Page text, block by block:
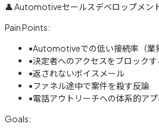
👤Automotiveセールスデベロップメン
Pain Points:
•Automotiveでの低い接続率（業
•決定者へのアクセスをブロック
•返されないボイスメール
•ファネル途中で案件を殺す反論
•電話アウトリーチへの体系的ア
Goals: